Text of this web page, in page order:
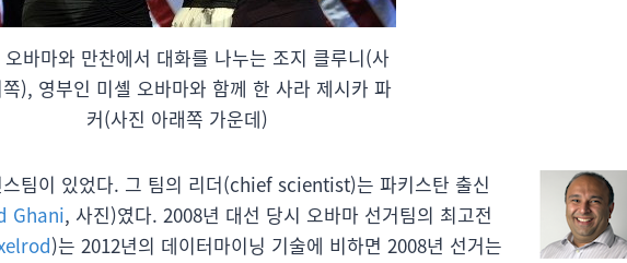
오바마와 만찬에서 대화를 나누는 조지 클루니(사
), 영부인 미셸 오바마와 함께 한 사라 제시카 파
커(사진 아래쪽 가운데)
팀이 있었다. 그 팀의 리더(chief scientist)는 파키스탄 출신
Ghani, 사진)였다. 2008년 대선 당시 오바마 선거팀의 최고전
)는 2012년의 데이터마이닝 기술에 비하면 2008년 선거는